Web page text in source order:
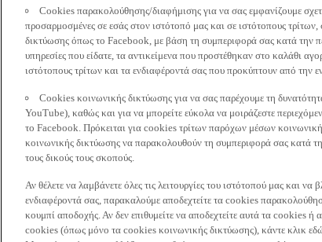
Cookies παρακολούθησης/διαφήμισης για να σας εμφανίζουμε
προσαρμοσμένες σε εσάς στον ιστότοπό μας και σε ιστότοπους
δικτύωσης όπως το Facebook, με βάση τη συμπεριφορά σας κατά την
υπηρεσίες που είδατε, τα αντικείμενα που προστέθηκαν στο καλάθι
ιστότοπους τρίτων και τα ενδιαφέροντά σας που προκύπτουν από την
Cookies κοινωνικής δικτύωσης για να σας παρέχουμε τη
YouTube), καθώς και για να μπορείτε εύκολα να μοιράζεστε
το Facebook. Πρόκειται για cookies τρίτων παρόχων μέσων
κοινωνικής δικτύωσης να παρακολουθούν τη συμπεριφορά σας κατά
τους δικούς τους σκοπούς.
Αν θέλετε να λαμβάνετε όλες τις λειτουργίες του ιστότοπού μας και
ενδιαφέροντά σας, παρακαλούμε αποδεχτείτε τα cookies
κουμπί αποδοχής. Αν δεν επιθυμείτε να αποδεχτείτε αυτά τα cookies ή
cookies (όπως μόνο τα cookies κοινωνικής δικτύωσης), κάντε κλικ